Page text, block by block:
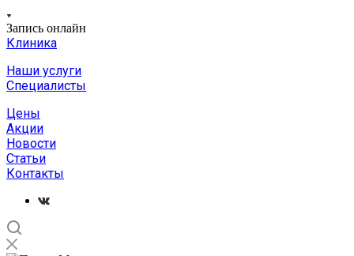
Запись онлайн
Клиника
Наши услуги
Специалисты
Цены
Акции
Новости
Статьи
Контакты